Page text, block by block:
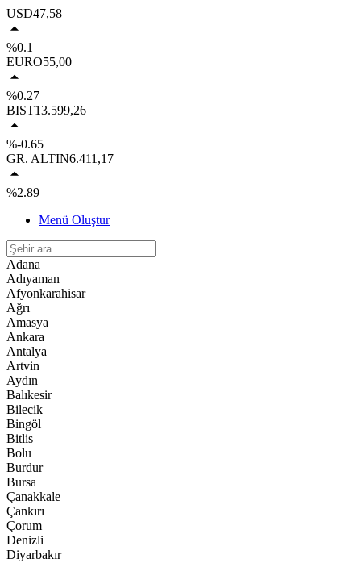
USD47,58
%0.1
EURO55,00
%0.27
BIST13.599,26
%-0.65
GR. ALTIN6.411,17
%2.89
Menü Oluştur
Adana
Adıyaman
Afyonkarahisar
Ağrı
Amasya
Ankara
Antalya
Artvin
Aydın
Balıkesir
Bilecik
Bingöl
Bitlis
Bolu
Burdur
Bursa
Çanakkale
Çankırı
Çorum
Denizli
Diyarbakır